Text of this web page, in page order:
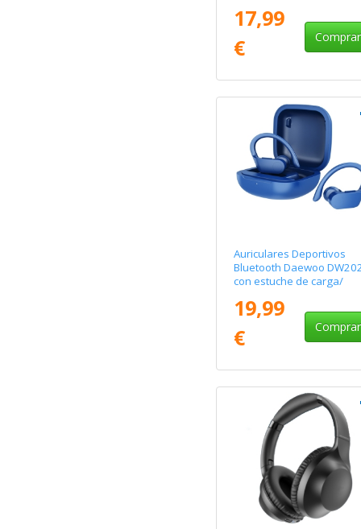
17,99
€
Comprar
Auriculares Deportivos
Bluetooth Daewoo
con estuche de carga/
19,99
€
Comprar